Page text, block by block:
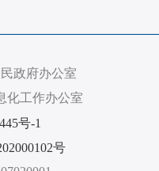
政府办公室
化工作办公室
号-1
号